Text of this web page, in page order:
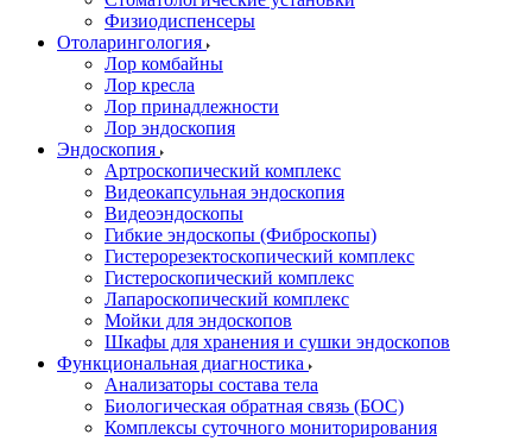
Физиодиспенсеры
Отоларингология
Лор комбайны
Лор кресла
Лор принадлежности
Лор эндоскопия
Эндоскопия
Артроскопический комплекс
Видеокапсульная эндоскопия
Видеоэндоскопы
Гибкие эндоскопы (Фиброcкопы)
Гистерорезектоскопический комплекс
Гистероскопический комплекс
Лапароскопический комплекс
Мойки для эндоскопов
Шкафы для хранения и сушки эндоскопов
Функциональная диагностика
Анализаторы состава тела
Биологическая обратная связь (БОС)
Комплексы суточного мониторирования